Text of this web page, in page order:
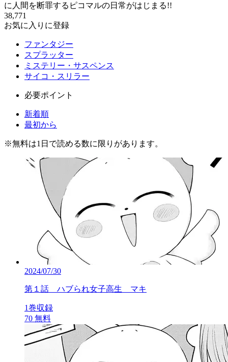
に人間を断罪するピコマルの日常がはじまる!!
38,771
お気に入りに登録
ファンタジー
スプラッター
ミステリー・サスペンス
サイコ・スリラー
必要ポイント
新着順
最初から
※無料は1日で読める数に限りがあります。
2024/07/30
第１話 ハブられ女子高生 マキ
1巻収録
70 無料